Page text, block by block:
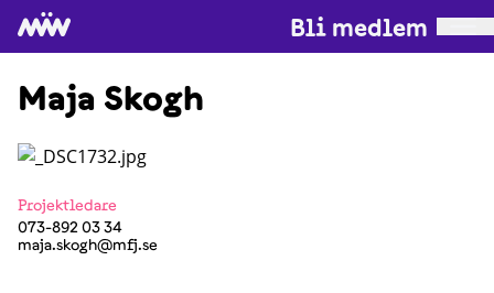
Bli medlem
Maja Skogh
Projektledare
073-892 03 34
maja.skogh@mfj.se